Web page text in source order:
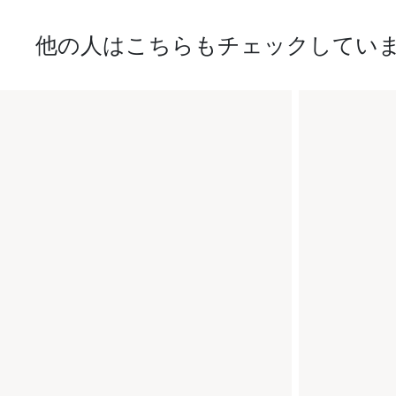
他の人はこちらもチェックしてい